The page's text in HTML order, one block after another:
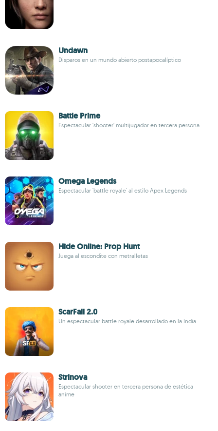
Undawn
Disparos en un mundo abierto postapocalíptico
Battle Prime
Espectacular 'shooter' multijugador en tercera persona
Omega Legends
Espectacular 'battle royale' al estilo Apex Legends
Hide Online: Prop Hunt
Juega al escondite con metralletas
ScarFall 2.0
Un espectacular battle royale desarrollado en la India
Strinova
Espectacular shooter en tercera persona de estética
anime